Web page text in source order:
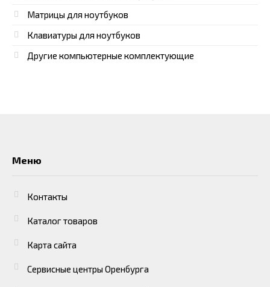
Матрицы для ноутбуков
Клавиатуры для ноутбуков
Другие компьютерные комплектующие
Меню
Контакты
Каталог товаров
Карта сайта
Сервисные центры Оренбурга